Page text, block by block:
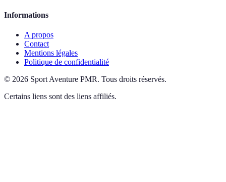
Informations
A propos
Contact
Mentions légales
Politique de confidentialité
© 2026 Sport Aventure PMR. Tous droits réservés.
Certains liens sont des liens affiliés.